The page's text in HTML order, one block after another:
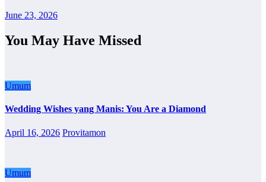
June 23, 2026
You May Have Missed
Umum
Wedding Wishes yang Manis: You Are a Diamond
April 16, 2026 Provitamon
Umum